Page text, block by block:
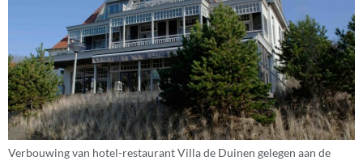
Verbouwing van hotel-restaurant Villa de Duinen gelegen aan de